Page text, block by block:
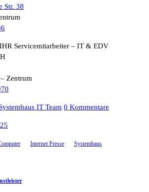
Str. 38
Servicemitarbeiter – IT & EDV
Zentrum
IT Team 0 Kommentare
Internet Presse Systemhaus